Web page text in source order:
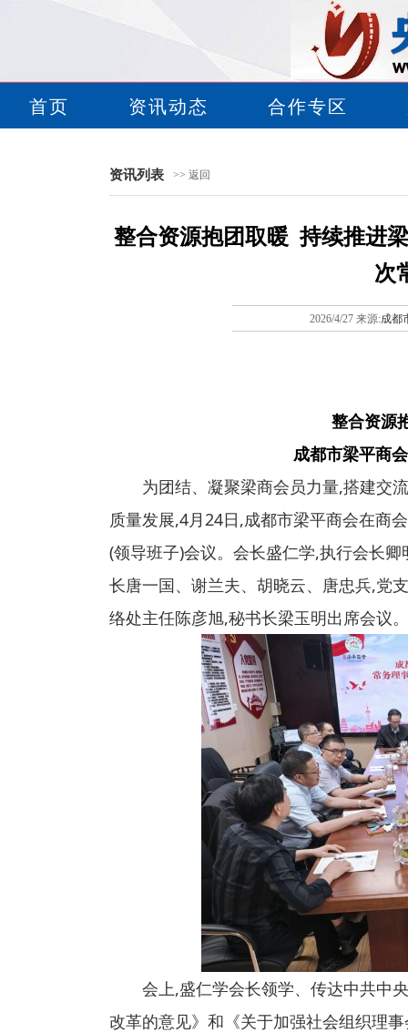
首页 资讯动态 合作专区
资讯列表 >> 返回
整合资源抱团取暖 持续推进
次
2026/4/27 来源:成都
整合资源
成都市梁平商
为团结、凝聚梁商会员力量,搭建交
质量发展,4月24日,成都市梁平商会在商
(领导班子)会议。会长盛仁学,执行会长
长唐一国、谢兰夫、胡晓云、唐忠兵,党
络处主任陈彦旭,秘书长梁玉明出席会议。
会上,盛仁学会长领学、传达中共中
改革的意见》和《关于加强社会组织理